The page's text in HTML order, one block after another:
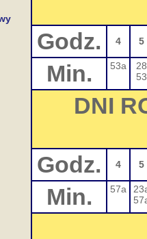
Godz. 4 5
Min. 53a
28
53
DNI
Godz. 4 5
Min. 57a